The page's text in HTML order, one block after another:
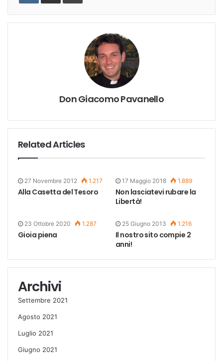
Don Giacomo Pavanello
Related Articles
27 Novembre 2012 1.217
Alla Casetta del Tesoro
17 Maggio 2018 1.889
Non lasciatevi rubare la
Libertà!
23 Ottobre 2020 1.287
Gioia piena
25 Giugno 2013 1.216
Il nostro sito compie 2
anni!
Archivi
Settembre 2021
Agosto 2021
Luglio 2021
Giugno 2021